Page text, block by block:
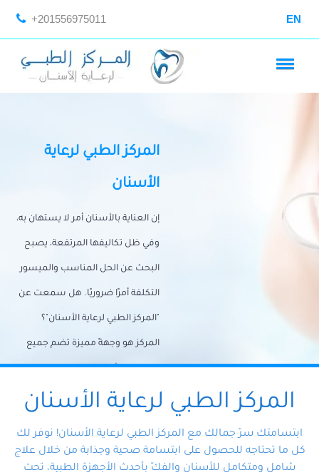
+201556975011 EN
المركز الطبي لرعاية
الأسنان
إن العناية بالأسنان أمر لا يستهان به،
وفي ظل تكاليفها المرتفعة، يصبح
البحث عن الحل المناسب والميسور
التكلفة أمرًا ضروريًا. هل سمعت عن
"المركز الطبي لرعاية الأسنان"؟
المركز هو وجهةً مميزة تضم جميع
احتياجات الأسنان تحت سقف واحد،
وتضمن لك حلاً شاملًا لجميع
المتخصص ذوي الخبرة، ستجد نفسك
في أيد أمينة تلبي احتياجاتك بكل
المركز الطبي لرعاية الأسنان
ابتسامتك سرّ جمالك مع المركز الطبي لرعاية الأسنان! نوفر لك
كل ما تحتاجه للحصول على ابتسامة صحية وجذابة من خلال علاج
شامل ومتكامل للأسنان والفكّ بأحدث الأجهزة الطبية، تحت